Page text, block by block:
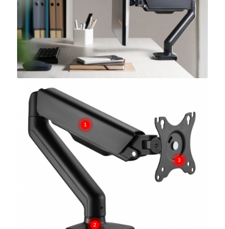
1
2
3